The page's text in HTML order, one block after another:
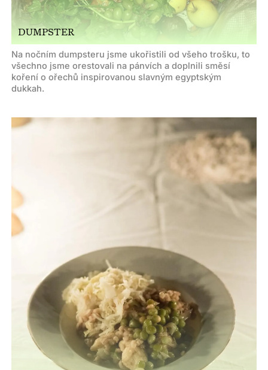
DUMPSTER
Na nočním dumpsteru jsme ukořistili od všeho trošku, to
všechno jsme orestovali na pánvích a doplnili směsí
koření o ořechů inspirovanou slavným egyptským
dukkah.